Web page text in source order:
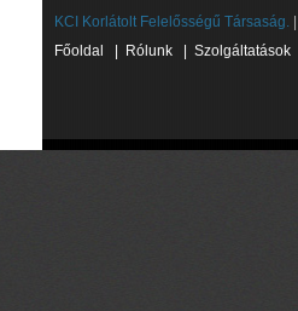
KCI Korlátolt Felelősségű Társaság.
Főoldal
Rólunk Szolgáltatások